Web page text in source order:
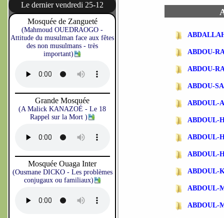
Le dernier vendredi 25-12
Mosquée de Zangueté
(Mahmoud OUEDRAOGO -
Attitude du musulman face aux fêtes
des non musulmans - très
important)
Grande Mosquée
(A Malick KANAZOÉ - Le 18
Rappel sur la Mort )
Mosquée Ouaga Inter
(Ousmane DICKO - Les problèmes
conjugaux ou familiaux)
ABDOU-
ABDOU-
ABDOU-
ABDOUL-
ABDOUL-
ABDOUL-
ABDOUL-
ABDOUL-
ABDOUL-
ABDOUL-